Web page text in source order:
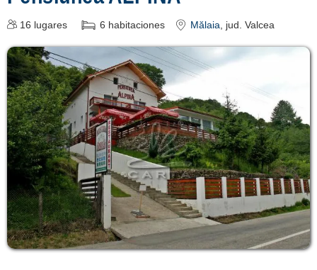
16 lugares 6 habitaciones Mălaia , jud. Valcea